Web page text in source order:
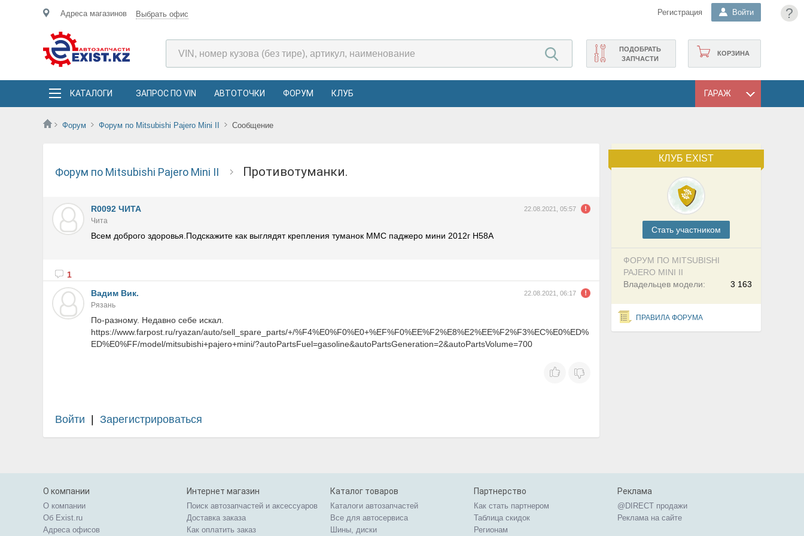
?
Адреса магазинов Выбрать офис Регистрация Войти
КОРЗИНА
ПОДОБРАТЬ
ЗАПЧАСТИ
КАТАЛОГИ ЗАПРОС ПО VIN АВТОТОЧКИ ФОРУМ КЛУБ ГАРАЖ
Форум Форум по Mitsubishi Pajero Mini II Сообщение
КЛУБ EXIST
Cтать участником
ФОРУМ ПО MITSUBISHI
PAJERO MINI II
3 163
Владельцев модели:
ПРАВИЛА ФОРУМА
Форум по Mitsubishi Pajero Mini II противотуманки.
R0092 ЧИТА 22.08.2021, 05:57
Чита
Всем доброго здоровья.Подскажите как выглядят крепления туманок ММС паджеро мини 2012г Н58А
1
Вадим Вик.
22.08.2021, 06:17
Рязань
По-разному. Недавно себе искал.
https://www.farpost.ru/ryazan/auto/sell_spare_parts/+/%F4%E0%F0%E0+%EF%F0%EE%F2%E8%E2%EE%F2%F3%EC%E0%ED%
ED%E0%FF/model/mitsubishi+pajero+mini/?autoPartsFuel=gasoline&autoPartsGeneration=2&autoPartsVolume=700
Войти Зарегистрироваться
О компании
О компании
Об Exist.ru
Адреса офисов
Интернет магазин
Поиск автозапчастей и аксессуаров
Доставка заказа
Как оплатить заказ
Каталог товаров
Каталоги автозапчастей
Все для автосервиса
Шины, диски
Партнерство
Как стать партнером
Таблица скидок
Регионам
Реклама
@DIRECT продажи
Реклама на сайте